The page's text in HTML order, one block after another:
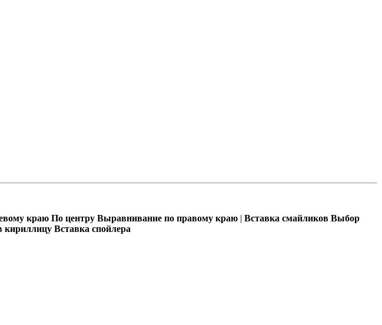
краю По центру Выравнивание по правому краю | Вставка смайликов Выбор
кириллицу Вставка спойлера